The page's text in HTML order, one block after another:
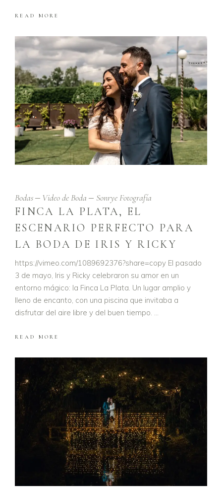
READ MORE
Bodas Video de Boda Sonrye Fotografía
FINCA LA PLATA, EL
ESCENARIO PERFECTO PARA
LA BODA DE IRIS Y RICKY
https://vimeo.com/1089692376?share=copy El pasado
3 de mayo, Iris y Ricky celebraron su amor en un
entorno mágico: la Finca La Plata. Un lugar amplio y
lleno de encanto, con una piscina que invitaba a
disfrutar del aire libre y del buen tiempo.
READ MORE